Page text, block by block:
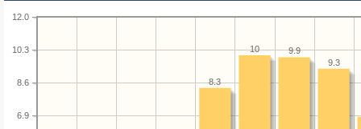
6.9
8.6
10.3
12.0
9.3
9.9
10
8.3